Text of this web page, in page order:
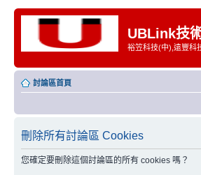
UBLink技
裕笠科技(中),遠豐科
討論區首頁
刪除所有討論區 Cookies
您確定要刪除這個討論區的所有 cookies 嗎？